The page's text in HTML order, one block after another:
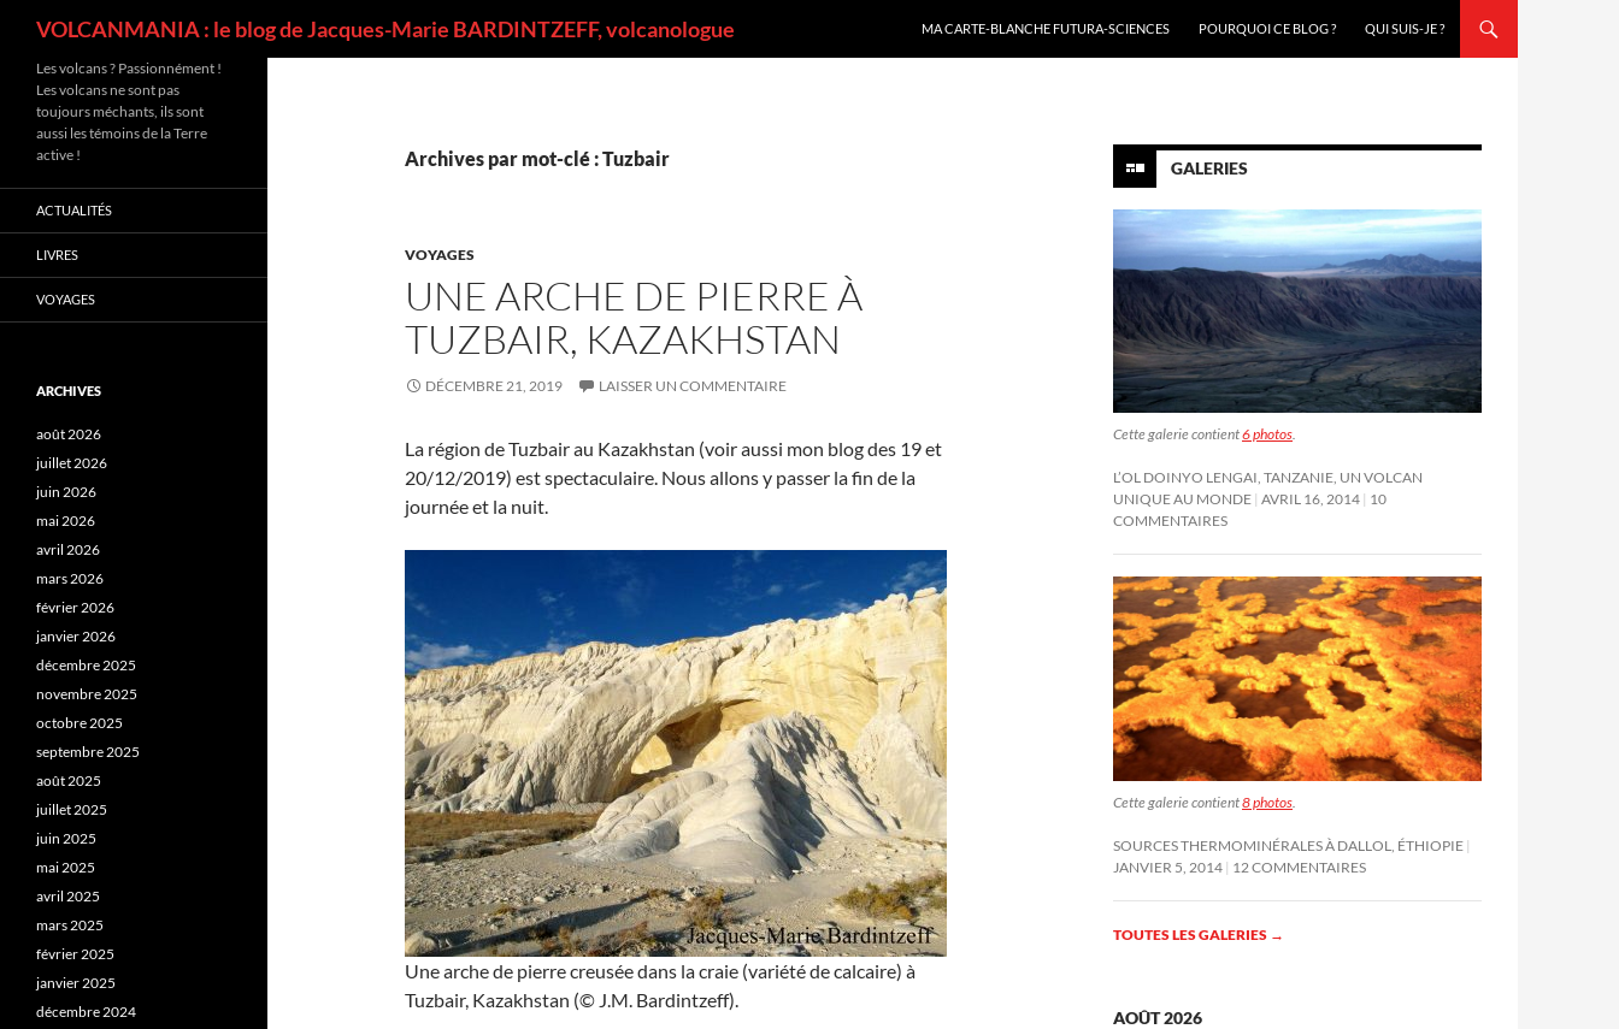
VOLCANMANIA : le blog de Jacques-Marie BARDINTZEFF, volcanologue
MA CARTE-BLANCHE FUTURA-SCIENCES
POURQUOI CE BLOG ? QUI SUIS-JE ?
Archives par mot-clé : Tuzbair
VOYAGES
UNE ARCHE DE PIERRE À
TUZBAIR, KAZAKHSTAN
DÉCEMBRE 21, 2019 LAISSER UN COMMENTAIRE
La région de Tuzbair au Kazakhstan (voir aussi mon blog des 19 et
20/12/2019) est spectaculaire. Nous allons y passer la fin de la
journée et la nuit.
Une arche de pierre creusée dans la craie (variété de calcaire) à
Tuzbair, Kazakhstan (© J.M. Bardintzeff).
GALERIES
Cette galerie contient6 photos.
L’OL DOINYO LENGAI, TANZANIE, UN VOLCAN
UNIQUE AU MONDE AVRIL 16, 2014 10
COMMENTAIRES
Cette galerie contient8 photos
SOURCES THERMOMINÉRALES À DALLOL, ÉTHIOPIE
JANVIER 5, 2014 12 COMMENTAIRES
TOUTES LES GALERIES →
AOÛT 2026
Les volcans ? Passionnément !
Les volcans ne sont pas
toujours méchants, ils sont
aussi les témoins de la Terre
active !
ACTUALITÉS
LIVRES
VOYAGES
ARCHIVES
août 2026
juillet 2026
juin 2026
mai 2026
avril 2026
mars 2026
février 2026
janvier 2026
décembre 2025
novembre 2025
octobre 2025
septembre 2025
août 2025
juillet 2025
juin 2025
mai 2025
avril 2025
mars 2025
février 2025
janvier 2025
décembre 2024